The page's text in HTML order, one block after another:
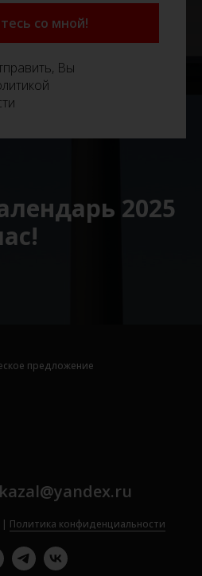
со мной!
Вы
2025
предложение
Политика конфиденциальности